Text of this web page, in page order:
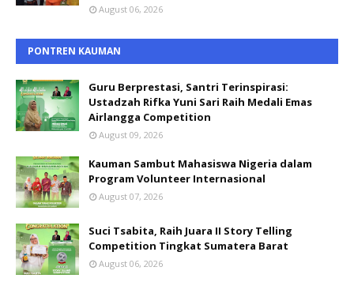
August 06, 2026
PONTREN KAUMAN
Guru Berprestasi, Santri Terinspirasi:
Ustadzah Rifka Yuni Sari Raih Medali Emas
Airlangga Competition
August 09, 2026
Kauman Sambut Mahasiswa Nigeria dalam
Program Volunteer Internasional
August 07, 2026
Suci Tsabita, Raih Juara II Story Telling
Competition Tingkat Sumatera Barat
August 06, 2026